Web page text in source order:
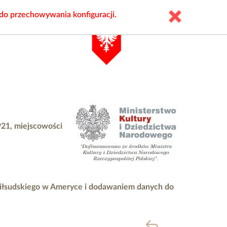
miejscowości
w Ameryce i dodawaniem danych do
przechowywania konfiguracji.